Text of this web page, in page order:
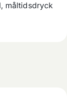
måltidsdryck